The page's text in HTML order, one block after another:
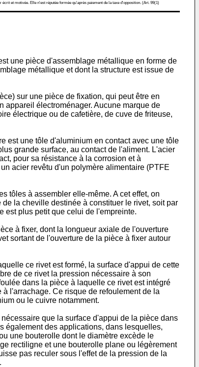
écrit et motivée. Elle n'est réputée formée qu'après paiement de la taxe d'opposition. (Art. 99(1)
une pièce d'assemblage métallique en forme de
métallique et dont la structure est issue de
sur une pièce de fixation, qui peut être en
appareil électroménager. Aucune marque de
électrique ou de cafetière, de cuve de friteuse,
est une tôle d'aluminium en contact avec une tôle
grande surface, au contact de l'aliment. L'acier
pour sa résistance à la corrosion et à
acier revêtu d'un polymère alimentaire (PTFE
tôles à assembler elle-même. A cet effet, on
la cheville destinée à constituer le rivet, soit par
est plus petit que celui de l'empreinte.
à fixer, dont la longueur axiale de l'ouverture
sortant de l'ouverture de la pièce à fixer autour
ce rivet est formé, la surface d'appui de cette
de ce rivet la pression nécessaire à son
dans la pièce à laquelle ce rivet est intégré
l'arrachage. Ce risque de refoulement de la
ou le cuivre notamment.
que la surface d'appui de la pièce dans
également des applications, dans lesquelles,
une bouterolle dont le diamètre excède le
rectiligne et une bouterolle plane ou légèrement
pas reculer sous l'effet de la pression de la